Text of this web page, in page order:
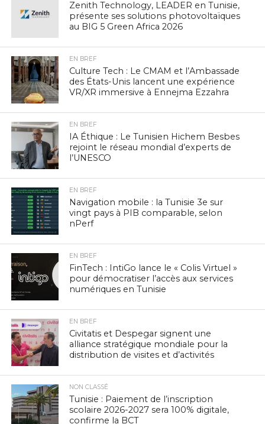
Zenith Technology, LEADER en Tunisie,
présente ses solutions photovoltaïques
au BIG 5 Green Africa 2026
EN BREF
Culture Tech : Le CMAM et l’Ambassade
des États-Unis lancent une expérience
VR/XR immersive à Ennejma Ezzahra
EN BREF
IA Éthique : Le Tunisien Hichem Besbes
rejoint le réseau mondial d’experts de
l’UNESCO
EN BREF
Navigation mobile : la Tunisie 3e sur
vingt pays à PIB comparable, selon
nPerf
EN BREF
FinTech : IntiGo lance le « Colis Virtuel »
pour démocratiser l’accès aux services
numériques en Tunisie
EN BREF
Civitatis et Despegar signent une
alliance stratégique mondiale pour la
distribution de visites et d’activités
NON CLASSÉ
Tunisie : Paiement de l’inscription
scolaire 2026-2027 sera 100% digitale,
confirme la BCT